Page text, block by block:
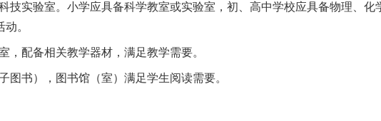
实验室。小学应具备科学教室或实验室，初、高中学校应具备物理、化
。
配备相关教学器材，满足教学需要。
书），图书馆（室）满足学生阅读需要。